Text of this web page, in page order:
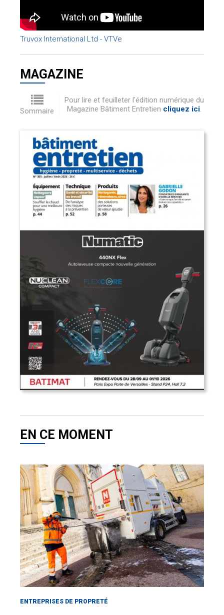
Truvox International Ltd - VTVe
MAGAZINE
Sommaire
Pour lire et feuilleter l'édition numérique du
Magazine Bâtiment Entretien cliquez ici.
EN CE MOMENT
ENTREPRISES DE PROPRETÉ